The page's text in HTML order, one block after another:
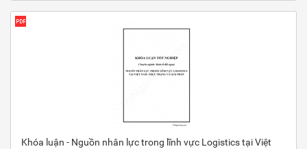
Khóa luận - Nguồn nhân lực trong lĩnh vực Logistics tại Việt